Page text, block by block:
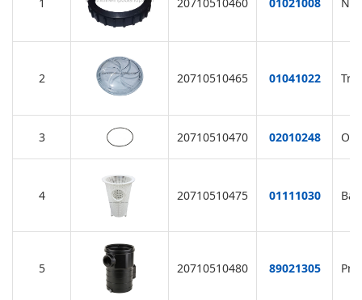
2 20710510465 01041022
3 20710510470 02010248 O-
4 20710510475 01111030
5 20710510480 89021305